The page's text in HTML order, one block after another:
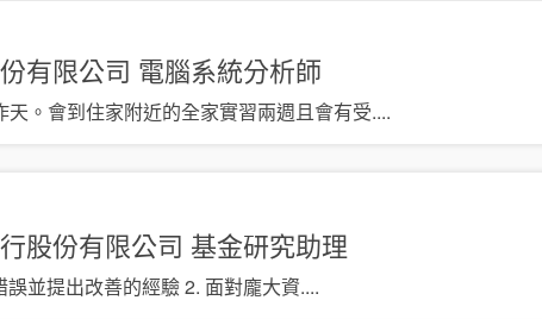
有限公司 電腦系統分析師
。會到住家附近的全家實習兩週且會有受....
股份有限公司 基金研究助理
並提出改善的經驗 2. 面對龐大資....